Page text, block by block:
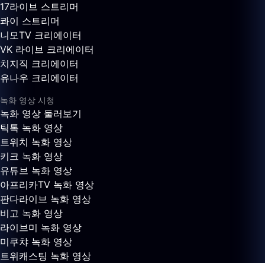
17라이브 스트리머
콰이 스트리머
니모TV 크리에이터
VK 라이브 크리에이터
치지직 크리에이터
유나우 크리에이터
녹화 영상 시청
녹화 영상 둘러보기
틱톡 녹화 영상
트위치 녹화 영상
키크 녹화 영상
유튜브 녹화 영상
아프리카TV 녹화 영상
판다라이브 녹화 영상
비고 녹화 영상
라이브미 녹화 영상
미쿠챠 녹화 영상
트위캐스팅 녹화 영상